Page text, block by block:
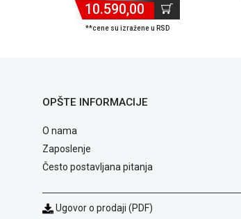
10.590,00
**cene su izražene u RSD
OPŠTE INFORMACIJE
O nama
Zaposlenje
Često postavljana pitanja
Ugovor o prodaji (PDF)